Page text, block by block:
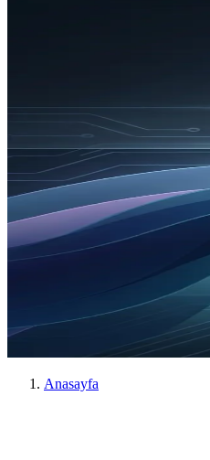
Anasayfa